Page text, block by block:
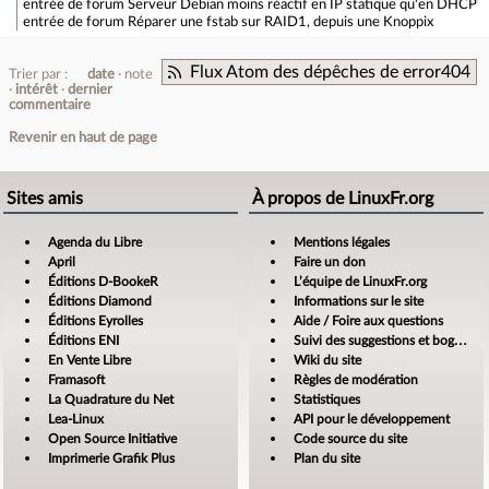
entrée de forum Serveur Debian moins réactif en IP statique qu'en DHCP
entrée de forum Réparer une fstab sur RAID1, depuis une Knoppix
Flux Atom des dépêches de error404
Trier par : date
note
intérêt
dernier
commentaire
Revenir en haut de page
Sites amis
Agenda du Libre
April
Éditions D-BookeR
Éditions Diamond
Éditions Eyrolles
Éditions ENI
En Vente Libre
Framasoft
La Quadrature du Net
Lea-Linux
Open Source Initiative
Imprimerie Grafik Plus
À propos de LinuxFr.org
Mentions légales
Faire un don
L’équipe de LinuxFr.org
Informations sur le site
Aide / Foire aux questions
Suivi des suggestions et bogues
Wiki du site
Règles de modération
Statistiques
API pour le développement
Code source du site
Plan du site